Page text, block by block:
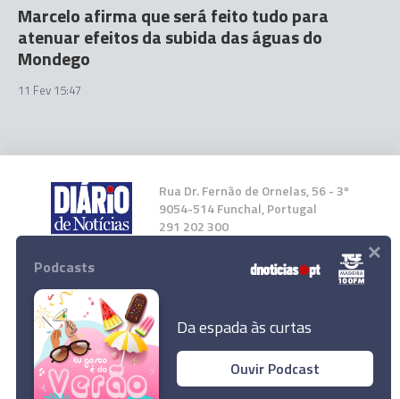
Marcelo afirma que será feito tudo para
atenuar efeitos da subida das águas do
Mondego
11 Fev 15:47
Rua Dr. Fernão de Ornelas, 56 - 3º
9054-514 Funchal, Portugal
291 202 300
Instale a nossa App
© 2026 Empresa Diário de Notícias, Lda.
Podcasts
Da espada às curtas
Ouvir Podcast
×